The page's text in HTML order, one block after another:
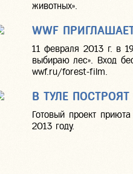
животных».
WWF
11 февраля 2013 г. в
выбираю лес». Вход
wwf.ru/forest-film.
В ТУЛЕ
Готовый проект
2013 году.